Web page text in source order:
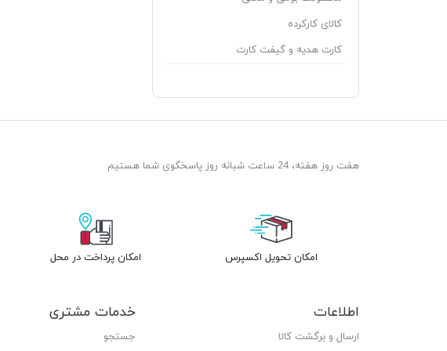
کالای کارکرده
کارت هدیه و گیفت کارت
هفت روز هفته، 24 ساعت شبانه روز پاسخگوی شما هستیم
امکان تحویل اکسپرس امکان پرداخت در محل
اطلاعات
ارسال و برگشت کالا
خدمات مشتری
جستجو